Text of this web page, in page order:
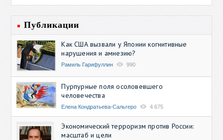
Публикации
Как США вызвали у Японии когнитивные
нарушения и амнезию?
Рамиль Гарифуллин 990
Пурпурные поля осоловевшего
человечества
Елена Кондратьева-Сальгеро 4 675
Экономический терроризм против России:
масштаб и цели